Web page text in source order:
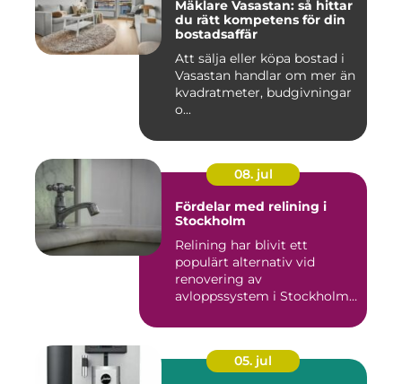
Mäklare Vasastan: så hittar
du rätt kompetens för din
bostadsaffär
Att sälja eller köpa bostad i
Vasastan handlar om mer än
kvadratmeter, budgivningar
o...
08. jul
Fördelar med relining i
Stockholm
Relining har blivit ett
populärt alternativ vid
renovering av
avloppssystem i Stockholm.
05. jul